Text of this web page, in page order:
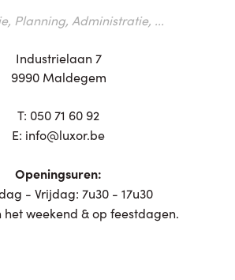
Planning, Administratie, ...
Industrielaan 7
9990 Maldegem
T: 050 71 60 92
E: info@luxor.be
Openingsuren:
- Vrijdag: 7u30 - 17u30
het weekend & op feestdagen.